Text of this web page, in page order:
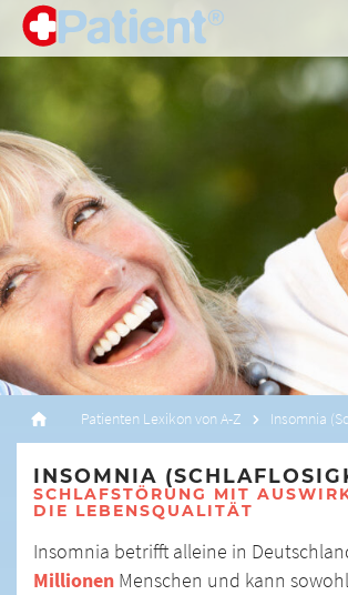
Patienten Lexikon von A-Z Insomnia
INSOMNIA
SCHLAFSTÖRUNG MIT
DIE LEBENSQUALITÄT
Insomnia betrifft alleine in
Millionen Menschen und kann